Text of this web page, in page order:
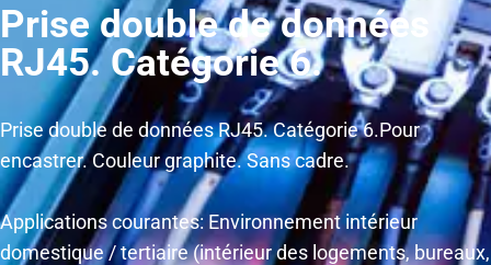
Prise double de données
RJ45. Catégorie 6.
Prise double de données RJ45. Catégorie 6.Pour
encastrer. Couleur graphite. Sans cadre.
Applications courantes: Environnement intérieur
domestique / tertiaire (intérieur des logements, bureaux,